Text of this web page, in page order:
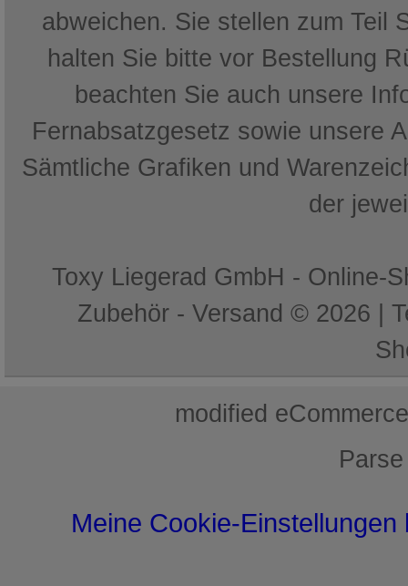
abweichen. Sie stellen zum Teil
halten Sie bitte vor Bestellung
beachten Sie auch unsere
Fernabsatzgesetz sowie unsere
Sämtliche Grafiken und
der
Toxy Liegerad GmbH - Online-
Zubehör - Versand © 2026 |
mod ified
Meine Cookie-